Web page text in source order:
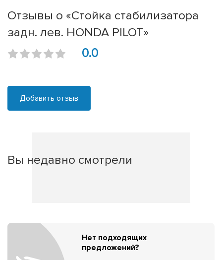
Отзывы о «Стойка стабилизатора
задн. лев. HONDA PILOT»
0.0
Добавить отзыв
Вы недавно смотрели
Нет подходящих
предложений?